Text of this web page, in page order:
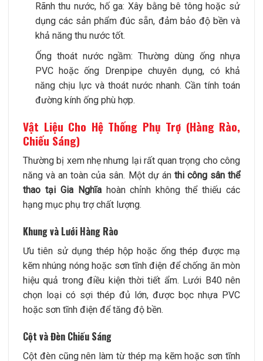
Rãnh thu nước, hố ga: Xây bằng bê tông hoặc sử
dụng các sản phẩm đúc sẵn, đảm bảo độ bền và
khả năng thu nước tốt.
Ống thoát nước ngầm: Thường dùng ống nhựa
PVC hoặc ống Drenpipe chuyên dụng, có khả
năng chịu lực và thoát nước nhanh. Cần tính toán
đường kính ống phù hợp.
Vật Liệu Cho Hệ Thống Phụ Trợ (Hàng Rào,
Chiếu Sáng)
Thường bị xem nhẹ nhưng lại rất quan trọng cho công
năng và an toàn của sân. Một dự án thi công sân thể
thao tại Gia Nghĩahoàn chỉnh không thể thiếu các
hạng mục phụ trợ chất lượng.
Khung và Lưới Hàng Rào
Ưu tiên sử dụng thép hộp hoặc ống thép được mạ
kẽm nhúng nóng hoặc sơn tĩnh điện để chống ăn mòn
hiệu quả trong điều kiện thời tiết ẩm. Lưới B40 nên
chọn loại có sợi thép đủ lớn, được bọc nhựa PVC
hoặc sơn tĩnh điện để tăng độ bền.
Cột và Đèn Chiếu Sáng
Cột đèn cũng nên làm từ thép mạ kẽm hoặc sơn tĩnh